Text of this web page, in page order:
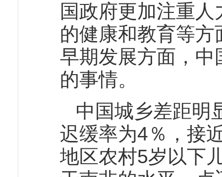
国政府更加注重
的健康和教育等
早期发展方面，
的事情。
中国城乡差距明
迟缓率为4％，接
地区农村5岁以下